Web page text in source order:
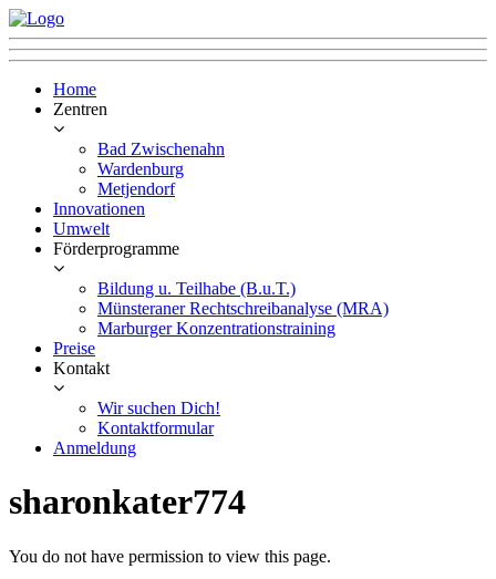
Home
Zentren
Bad Zwischenahn
Wardenburg
Metjendorf
Innovationen
Umwelt
Förderprogramme
Bildung u. Teilhabe (B.u.T.)
Münsteraner Rechtschreibanalyse (MRA)
Marburger Konzentrationstraining
Preise
Kontakt
Wir suchen Dich!
Kontaktformular
Anmeldung
sharonkater774
You do not have permission to view this page.